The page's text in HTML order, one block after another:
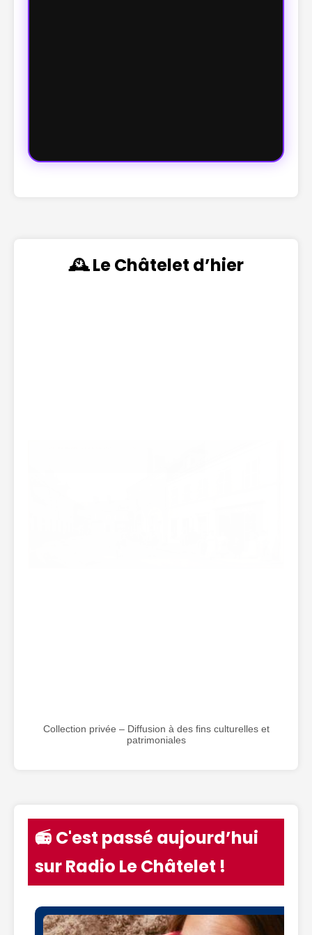
🕰️ Le Châtelet d’hier
Collection privée – Diffusion à des fins culturelles et
patrimoniales
📻 C'est passé aujourd’hui
sur Radio Le Châtelet !